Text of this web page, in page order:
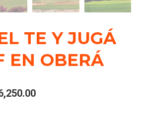
TE Y JUGÁ
EN OBERÁ
Rango